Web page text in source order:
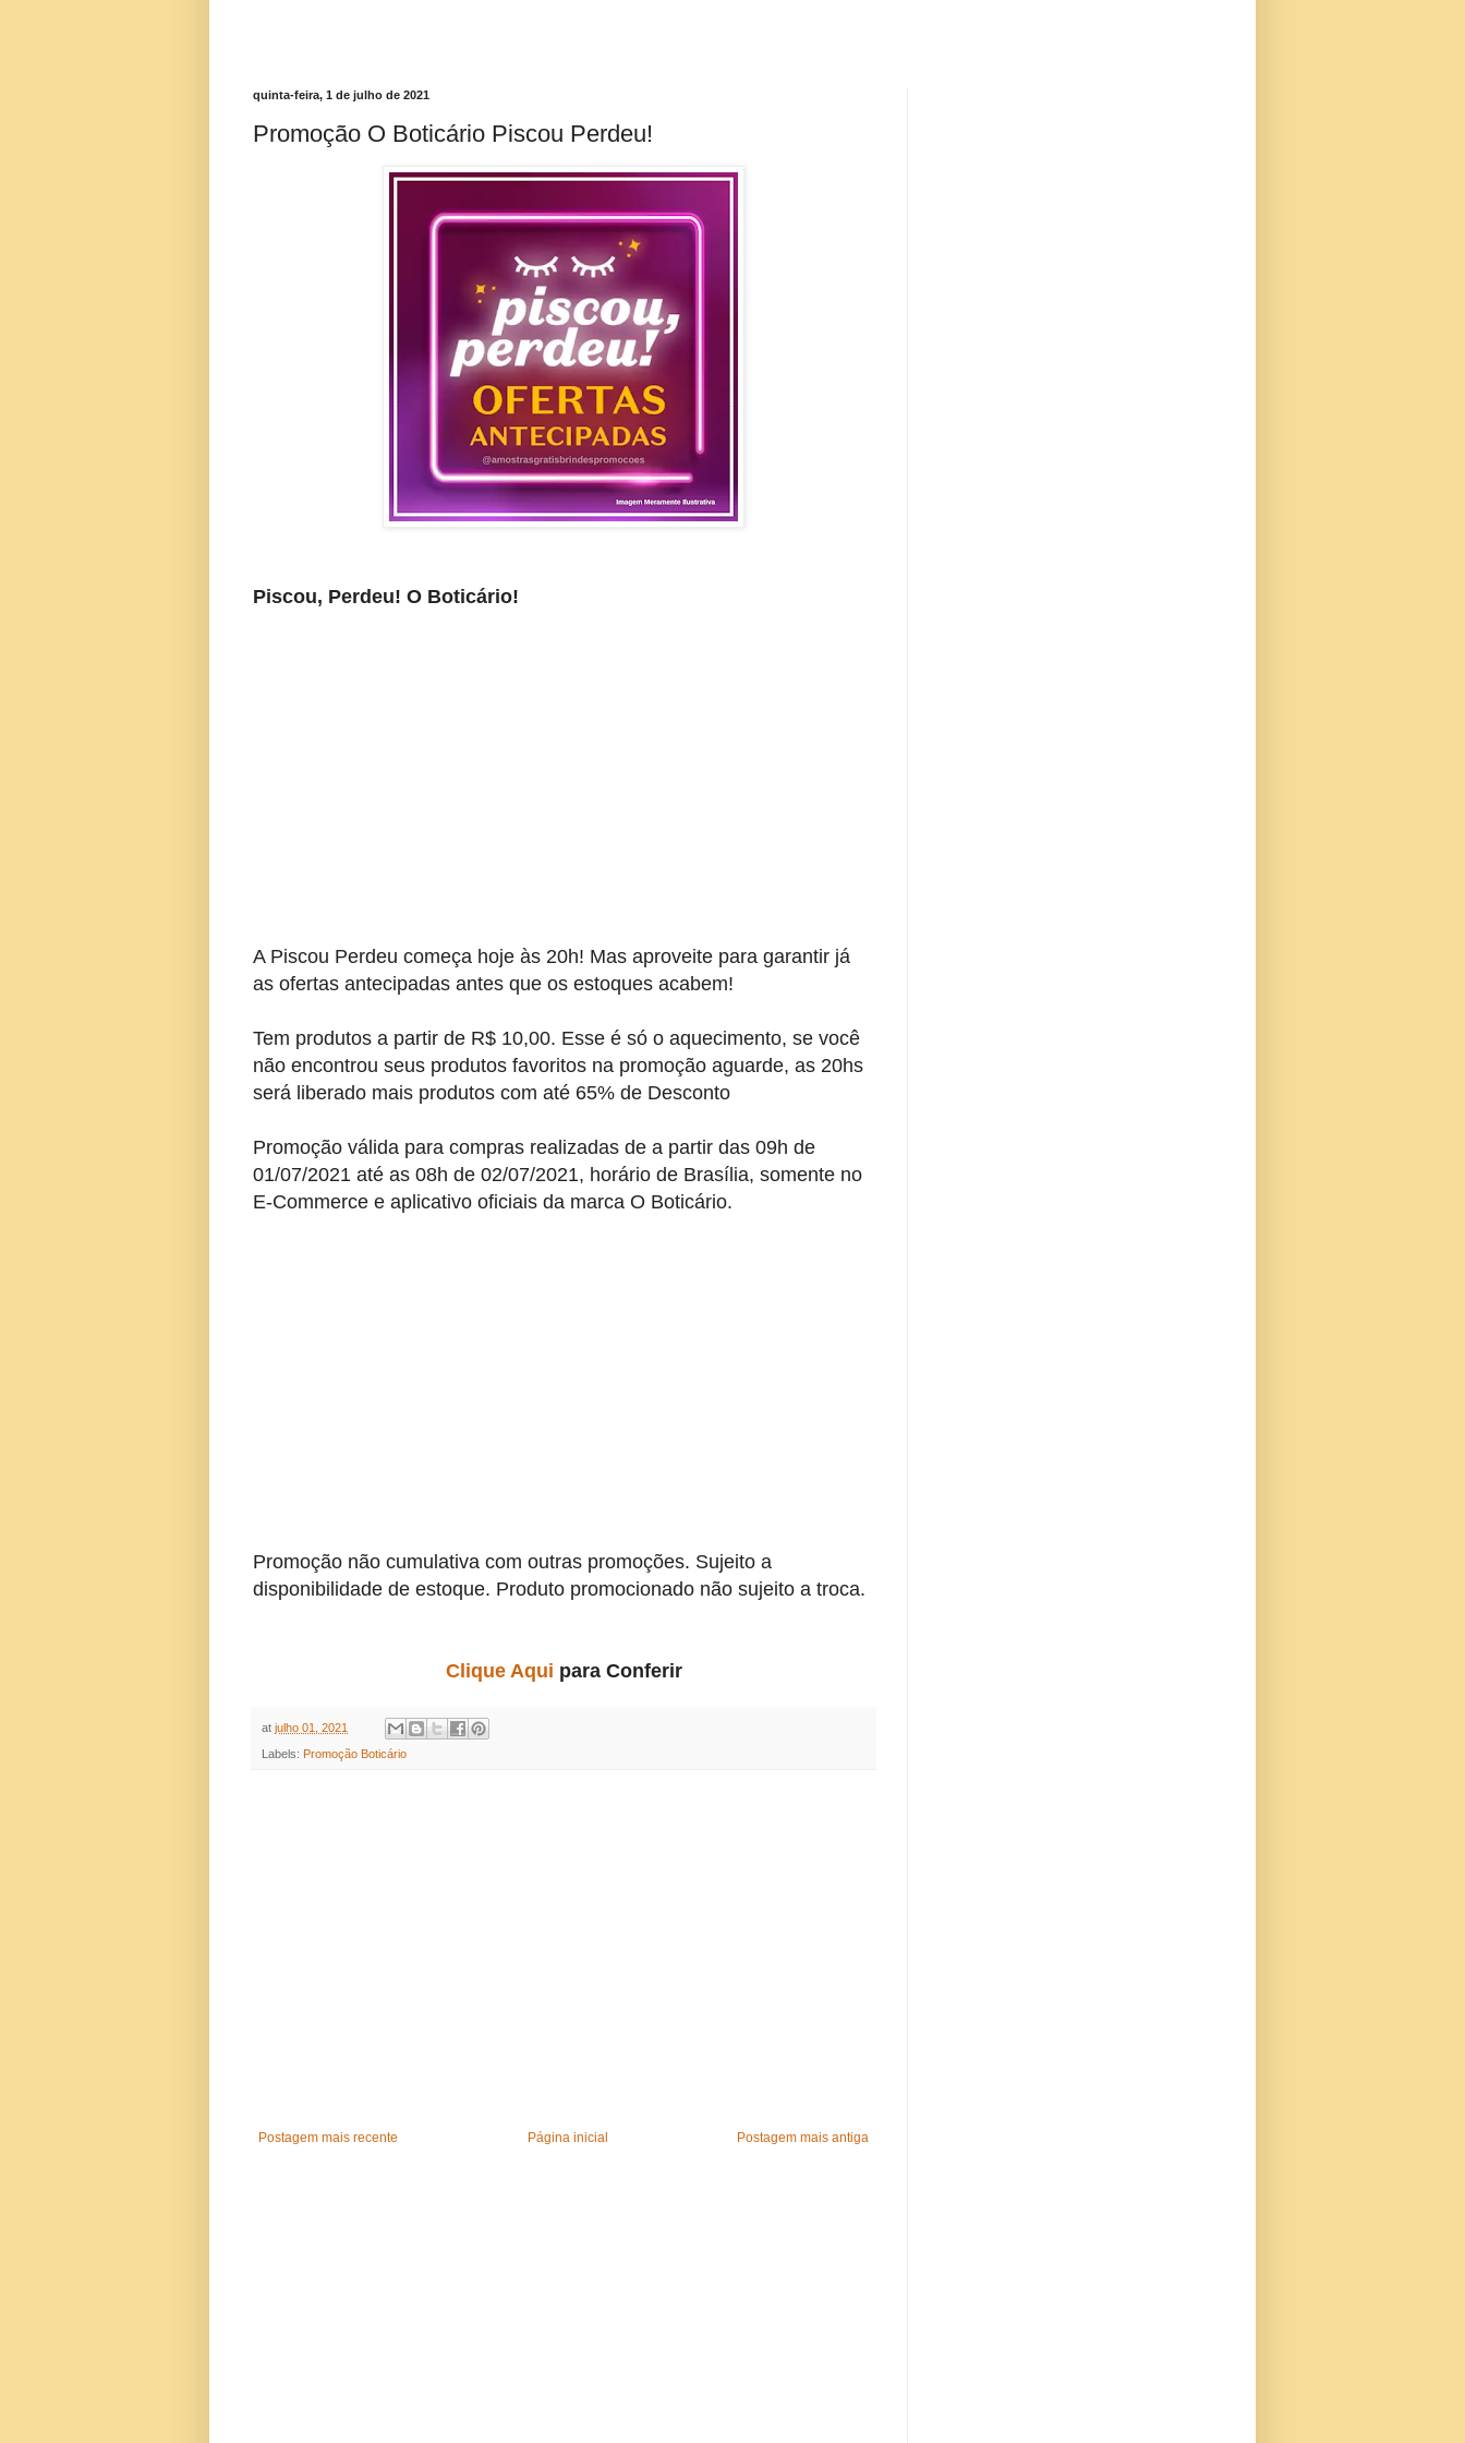
quinta-feira, 1 de julho de 2021
Promoção O Boticário Piscou Perdeu!
Piscou, Perdeu! O Boticário!
A Piscou Perdeu começa hoje às 20h! Mas aproveite para garantir já
as ofertas antecipadas antes que os estoques acabem!
Tem produtos a partir de R$ 10,00. Esse é só o aquecimento, se você
não encontrou seus produtos favoritos na promoção aguarde, as 20hs
será liberado mais produtos com até 65% de Desconto
Promoção válida para compras realizadas de a partir das 09h de
01/07/2021 até as 08h de 02/07/2021, horário de Brasília, somente no
E-Commerce e aplicativo oficiais da marca O Boticário.
Promoção não cumulativa com outras promoções. Sujeito a
disponibilidade de estoque. Produto promocionado não sujeito a troca.
Clique Aqui para Conferir
at julho 01, 2021
Labels: Promoção Boticário
Postagem mais recente Postagem mais antiga
Página inicial